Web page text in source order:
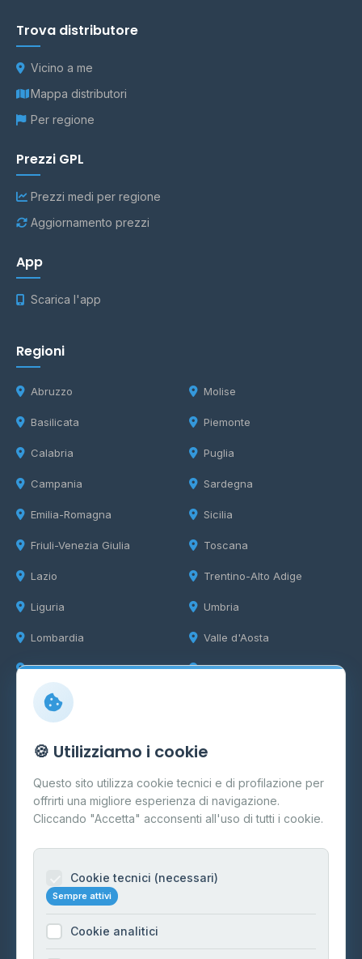
Trova distributore
Vicino a me
Mappa distributori
Per regione
Prezzi GPL
Prezzi medi per regione
Aggiornamento prezzi
App
Scarica l'app
Regioni
Abruzzo
Basilicata
Calabria
Campania
Emilia-Romagna
Friuli-Venezia Giulia
Lazio
Liguria
Lombardia
Marche
Molise
Piemonte
Puglia
Sardegna
Sicilia
Toscana
Trentino-Alto Adige
Umbria
Valle d'Aosta
Veneto
Info
Cos'è il GPL
FAQ
Contatti
Informazioni legali
Cookie Policy
🍪 Utilizziamo i cookie
Questo sito utilizza cookie tecnici e di profilazione per
offrirti una migliore esperienza di navigazione.
Cliccando "Accetta" acconsenti all'uso di tutti i cookie.
Cookie tecnici (necessari)
Sempre attivi
Cookie analitici